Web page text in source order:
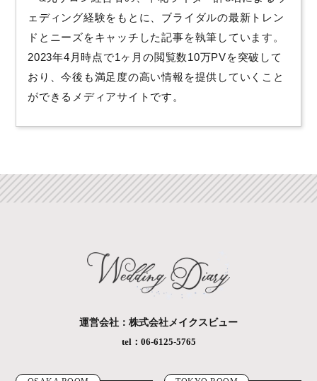
ェディング経験をもとに、ブライダルの最新トレン
ドとニーズをキャッチした記事を執筆しています。
2023年4月時点で1ヶ月の閲覧数10万PVを突破して
おり、今後も満足度の高い情報を提供していくこと
ができるメディアサイトです。
運営会社：株式会社メイクスビュー
tel：06-6125-5765